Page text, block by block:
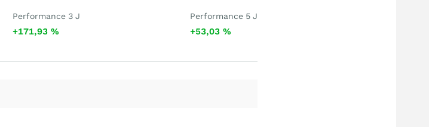
Performance 3 J
+171,93 %
Performance 5 J
+53,03 %